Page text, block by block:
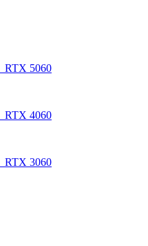
RTX 5060
RTX 4060
RTX 3060